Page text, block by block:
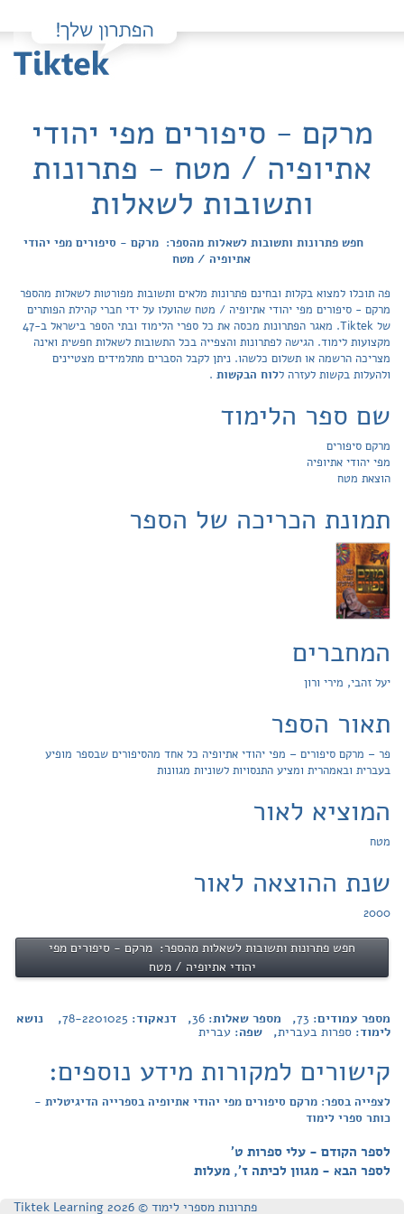
מרקם - סיפורים מפי יהודי
אתיופיה / מטח - פתרונות
ותשובות לשאלות
חפש פתרונות ותשובות לשאלות מהספר: מרקם - סיפורים מפי יהודי
אתיופיה / מטח
פה תוכלו למצוא בקלות ובחינם פתרונות מלאים ותשובות מפורטות לשאלות מהספר
מרקם - סיפורים מפי יהודי אתיופיה / מטח שהועלו על ידי חברי קהילת הפותרים
של Tiktek. מאגר הפתרונות מכסה את כל ספרי הלימוד ובתי הספר בישראל ב-47
מקצועות לימוד. הגישה לפתרונות והצפייה בכל התשובות לשאלות חפשית ואינה
מצריכה הרשמה או תשלום כלשהו. ניתן לקבל הסברים מתלמידים מצטיינים
ולהעלות בקשות לעזרה ללוח הבקשות .
שם ספר הלימוד
מרקם סיפורים
מפי יהודי אתיופיה
הוצאת מטח
תמונת הכריכה של הספר
המחברים
יעל זהבי, מירי ורון
תאור הספר
פר – מרקם סיפורים – מפי יהודי אתיופיה כל אחד מהסיפורים שבספר מופיע
בעברית ובאמהרית ומציע התנסויות לשוניות מגוונות
המוציא לאור
מטח
שנת ההוצאה לאור
2000
חפש פתרונות ותשובות לשאלות מהספר: מרקם - סיפורים מפי
יהודי אתיופיה / מטח
מספר עמודים: 73, מספר שאלות: 36, דנאקוד: 78-2201025, נושא
לימוד: ספרות בעברית, שפה: עברית
קישורים למקורות מידע נוספים:
לצפייה בספר: מרקם סיפורים מפי יהודי אתיופיה בספרייה הדיגיטלית -
כותר ספרי לימוד
לספר הקודם - עלי ספרות ט'
לספר הבא - מגוון לכיתה ז', מעלות
פתרונות מספרי לימוד © Tiktek Learning 2026